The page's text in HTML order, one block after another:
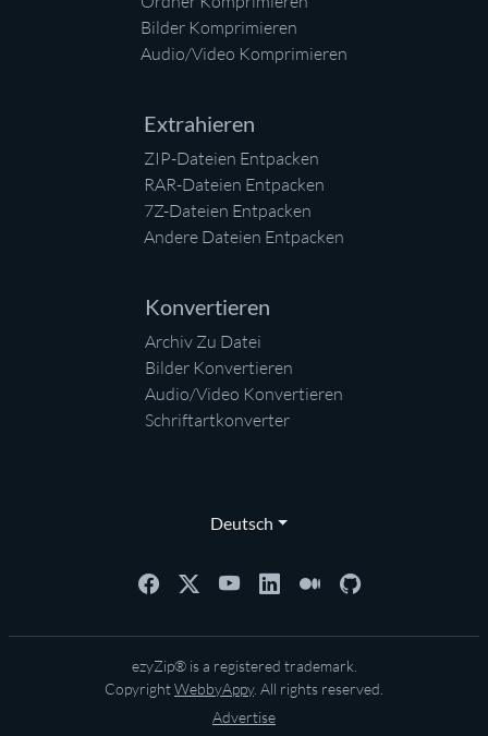
Bilder Komprimieren
Audio/Video Komprimieren
Extrahieren
ZIP-Dateien Entpacken
RAR-Dateien Entpacken
7Z-Dateien Entpacken
Andere Dateien Entpacken
Konvertieren
Archiv Zu Datei
Bilder Konvertieren
Audio/Video Konvertieren
Schriftartkonverter
Deutsch
ezyZip® is a registered trademark.
CopyrightWebbyAppy. All rights reserved.
Advertise